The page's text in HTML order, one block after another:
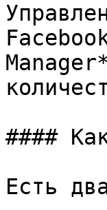
####
Есть